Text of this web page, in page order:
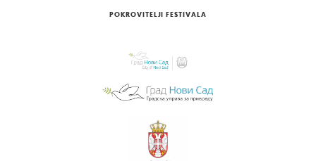
POKROVITELJI FESTIVALA